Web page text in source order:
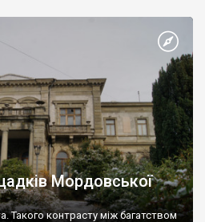
Мордовської
Такого контрасту між багатством